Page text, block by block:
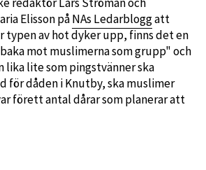
Elisson påNAs Ledarbloggatt
typen av hot dyker upp, finns det en
mot muslimerna som grupp" och
lite som pingstvänner ska
för dåden i Knutby, ska muslimer
förett antal dårar som planerar att